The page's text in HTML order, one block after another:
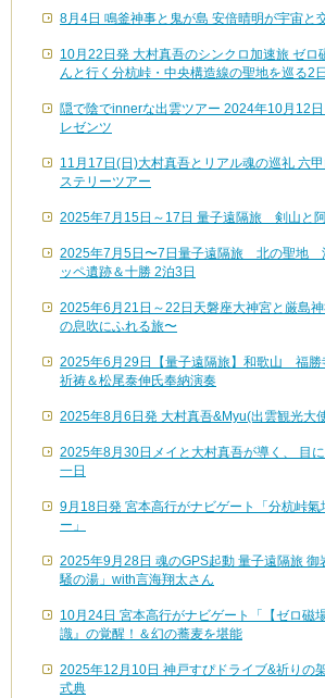
8月4日 鳴釜神事と鬼が島 安倍晴明が宇宙と
10月22日発 大村真吾のシンクロ加速旅 ゼロ
んと行く分杭峠・中央構造線の聖地を巡る2
隠で陰でinnerな出雲ツアー 2024年10月12
レゼンツ
11月17日(日)大村真吾とリアル魂の巡礼 六
ステリーツアー
2025年7月15日～17日 量子遠隔旅 剣山と
2025年7月5日〜7日量子遠隔旅 北の聖地
ッペ遺跡＆十勝 2泊3日
2025年6月21日～22日天磐座大神宮と厳島
の息吹にふれる旅〜
2025年6月29日【量子遠隔旅】和歌山 福勝
祈祷＆松尾泰伸氏奉納演奏
2025年8月6日発 大村真吾&Myu(出雲観光大
2025年8月30日メイと大村真吾が導く、 目
一日
9月18日発 宮本高行がナビゲート「分杭峠
ー」
2025年9月28日 魂のGPS起動 量子遠隔旅 御
騒の湯」with言海翔太さん
10月24日 宮本高行がナビゲート「【ゼロ磁
識』の覚醒！＆幻の蕎麦を堪能
2025年12月10日 神戸すぴドライブ&祈りの
式典